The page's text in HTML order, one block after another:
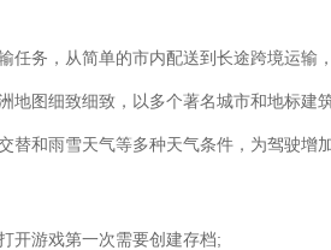
任务，从简单的市内配送到长途跨境运输
地图细致细致，以多个著名城市和地标建
替和雨雪天气等多种天气条件，为驾驶增
打开游戏第一次需要创建存档;